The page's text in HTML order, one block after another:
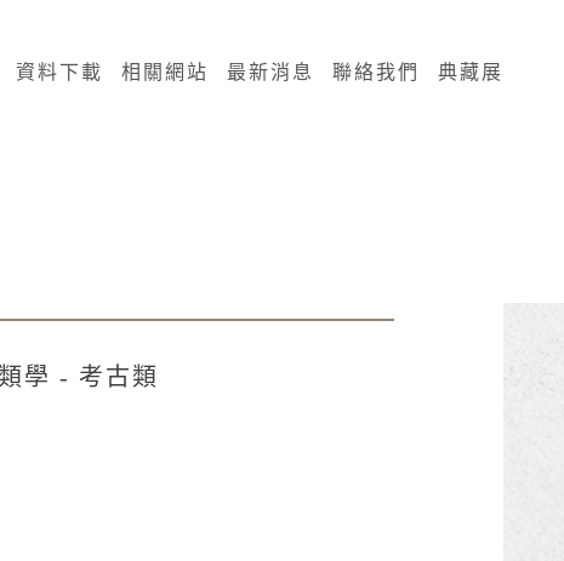
資料下載 相關網站 最新消息 聯絡我們 典藏展
學 - 考古類